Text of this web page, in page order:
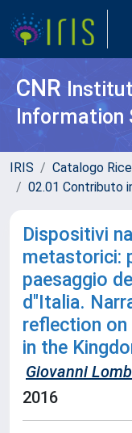
CNR
Information
IRIS Catalogo
02.01 Contributo
Dispositivi
metastorici:
paesaggio
d"Italia.
reflection on
in the
Giovanni
2016